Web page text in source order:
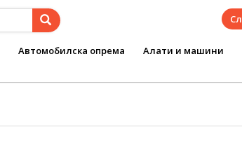
Автомобилска опрема Алати и машини